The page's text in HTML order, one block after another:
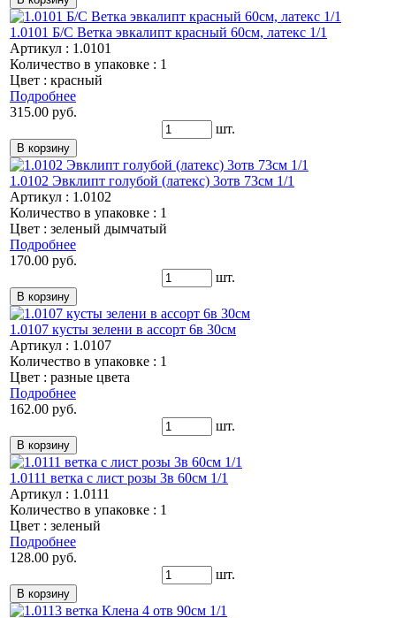
1.0101 Б/С Ветка эвкалипт красный 60см, латекс 1/1
Артикул : 1.0101
Количество в упаковке : 1
Цвет : красный
Подробнее
315.00 руб.
шт.
1.0102 Эвклипт голубой (латекс) 3отв 73см 1/1
Артикул : 1.0102
Количество в упаковке : 1
Цвет : зеленый дымчатый
Подробнее
170.00 руб.
шт.
1.0107 кусты зелени в ассорт 6в 30см
Артикул : 1.0107
Количество в упаковке : 1
Цвет : разные цвета
Подробнее
162.00 руб.
шт.
1.0111 ветка с лист розы 3в 60см 1/1
Артикул : 1.0111
Количество в упаковке : 1
Цвет : зеленый
Подробнее
128.00 руб.
шт.